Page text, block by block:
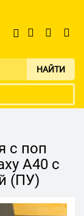
НАЙТИ
с поп
A40 с
(ПУ)